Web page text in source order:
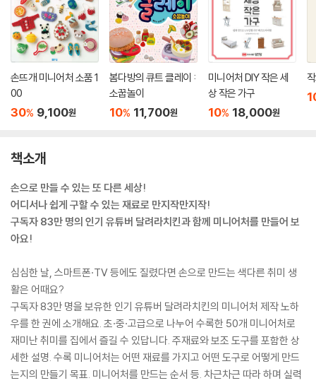
손뜨개 미니어처 소품 1
00
30% 9,100원
봄다방의 큐트 클레이 :
소꿉놀이
10% 11,700원
미니어처 DIY 작은 세
상 작은 가구
10% 18,000원
책소개
손으로 만들 수 있는 또 다른 세상!
어디서나 쉽게 구할 수 있는 재료로 만지작만지작!
구독자 83만 명의 인기 유튜버 달려라치킨과 함께 미니어처를 만들어 보
아요!
심심한 날, 스마트폰·TV 등에도 질렸다면 손으로 만드는 색다른 취미 생
활은 어때요?
구독자 83만 명을 보유한 인기 유튜버 달려라치킨의 미니어처 제작 노하
우를 한 권에 소개해요. 초·중·고급으로 나누어 수록한 50개 미니어처로
재미난 취미를 집에서 즐길 수 있답니다. 주재료와 보조 도구를 포함한 상
세한 설명. 수록 미니어처는 어떤 재료를 가지고 어떤 도구로 어떻게 만드
는지의 만들기 목표. 미니어처를 만드는 순서 등. 차근차근 따라 하며 실력